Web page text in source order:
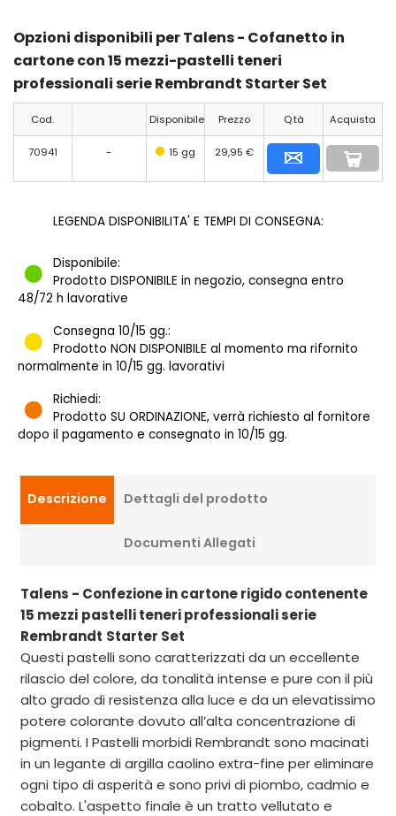
Opzioni disponibili per Talens - Cofanetto in
cartone con 15 mezzi-pastelli teneri
professionali serie Rembrandt Starter Set
Cod. Disponibile Prezzo Q.tà Acquista
70941 - 15 gg 29,95 €
LEGENDA DISPONIBILITA' E TEMPI DI CONSEGNA:
Disponibile:
Prodotto DISPONIBILE in negozio, consegna entro
48/72 h lavorative
Consegna 10/15 gg.:
Prodotto NON DISPONIBILE al momento ma rifornito
normalmente in 10/15 gg. lavorativi
Richiedi:
Prodotto SU ORDINAZIONE, verrà richiesto al fornitore
dopo il pagamento e consegnato in 10/15 gg.
Descrizione Dettagli del prodotto
Documenti Allegati
Talens - Confezione in cartone rigido contenente
15 mezzi pastelli teneri professionali serie
Rembrandt Starter Set
Questi pastelli sono caratterizzati da un eccellente
rilascio del colore, da tonalità intense e pure con il più
alto grado di resistenza alla luce e da un elevatissimo
potere colorante dovuto all’alta concentrazione di
pigmenti. I Pastelli morbidi Rembrandt sono macinati
in un legante di argilla caolino extra-fine per eliminare
ogni tipo di asperità e sono privi di piombo, cadmio e
cobalto. L'aspetto finale è un tratto vellutato e